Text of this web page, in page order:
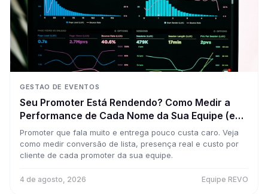
GESTAO DE EVENTOS
Seu Promoter Está Rendendo? Como Medir a
Performance de Cada Nome da Sua Equipe (e
Parar de Pagar por Achismo)
Promoter que fala muito e entrega pouco custa caro. Veja
como medir conversão de lista, presença real e custo por
cliente de cada promoter da sua equipe.
4 de agosto, 2026 Equipe REVO